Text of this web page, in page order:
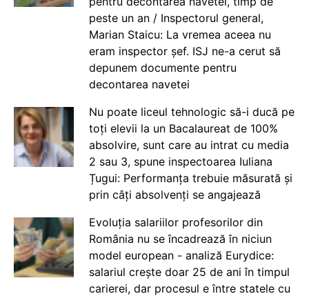
peste un an / Inspectorul general,
Marian Staicu: La vremea aceea nu
eram inspector șef. ISJ ne-a cerut să
depunem documente pentru
decontarea navetei
Nu poate liceul tehnologic să-i ducă pe
toți elevii la un Bacalaureat de 100%
absolvire, sunt care au intrat cu media
2 sau 3, spune inspectoarea Iuliana
Țugui: Performanța trebuie măsurată și
prin câți absolvenți se angajează
Evoluția salariilor profesorilor din
România nu se încadrează în niciun
model european - analiză Eurydice:
salariul crește doar 25 de ani în timpul
carierei, dar procesul e între statele cu